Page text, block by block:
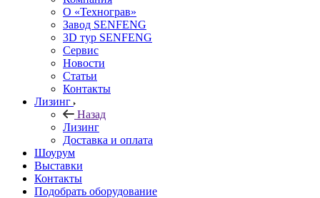
О «Технограв»
Завод SENFENG
3D тур SENFENG
Сервис
Новости
Статьи
Контакты
Лизинг
Назад
Лизинг
Доставка и оплата
Шоурум
Выставки
Контакты
Подобрать оборудование